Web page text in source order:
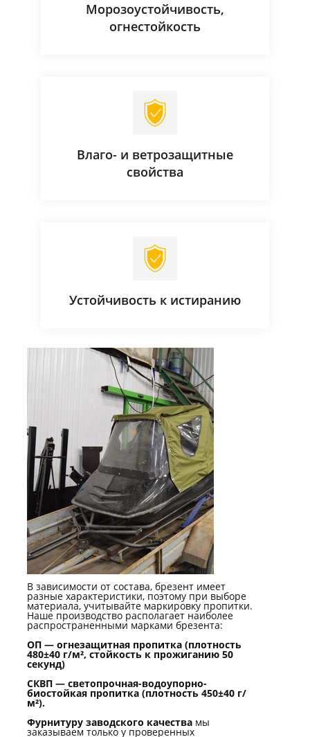
Морозоустойчивость,
огнестойкость
Влаго- и ветрозащитные
свойства
Устойчивость к истиранию
В зависимости от состава, брезент имеет
разные характеристики, поэтому при выборе
материала, учитывайте маркировку пропитки.
Наше производство располагает наиболее
распространенными марками брезента:
ОП — огнезащитная пропитка (плотность
480±40 г/м², стойкость к прожиганию 50
секунд)
СКВП — светопрочная-водоупорно-
биостойкая пропитка (плотность 450±40 г/
м²).
Фурнитуру заводского качества мы
заказываем только у проверенных